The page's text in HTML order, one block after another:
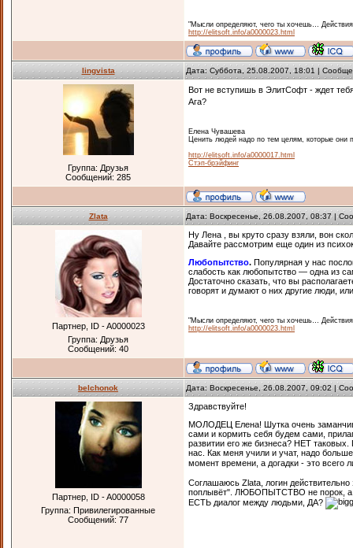
"Мысли определяют, чего ты хочешь…
http://elitsoft.info/a0000023.html
lingvista Дата: Суббота, 25.08.2007, 18:01 |
Группа: Друзья
Сообщений: 285
Вот не вступишь в ЭлитСофт - ждет
Ага?
Елена Чувашева
Ценить людей надо по тем целям, которые они
http://elitsoft.info/a0000017.html
Стэп-брэйфинг
Zlata Дата: Воскресенье, 26.08.2007, 08:37 |
Партнер, ID - A0000023
Группа: Друзья
Сообщений: 40
Ну Лена , вы круто сразу взяли, вон
Давайте рассмотрим еще один из
Любопытство. Популярная у нас
слабость как любопытство — одна из
Достаточно сказать, что вы
говорят и думают о них другие люди,
"Мысли определяют, чего ты хочешь…
http://elitsoft.info/a0000023.html
belchonok Дата: Воскресенье, 26.08.2007, 09:02 |
Партнер, ID - A0000058
Группа: Привилегированные
Сообщений: 77
Здравствуйте!
МОЛОДЕЦ Елена! Шутка очень
сами и кормить себя будем сами,
развитии его же бизнеса? НЕТ
нас. Как меня учили и учат, надо
момент времени, а догадки - это
Соглашаюсь Zlata, логин
поплывёт". ЛЮБОПЫТСТВО не порок, а
ЕСТЬ диалог между людьми, ДА?